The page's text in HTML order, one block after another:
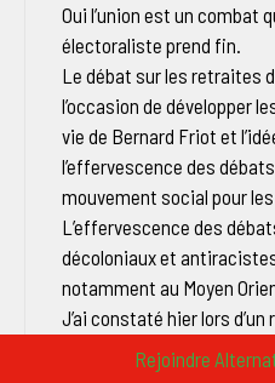
Rejoindre
Oui l’union est un combat
électoraliste prend fin.
Le débat sur les retraites
l’occasion de développer
vie de Bernard Friot et
l’effervescence des
mouvement social pour
L’effervescence des
décoloniaux et
notamment au Moyen
J’ai constaté hier lors
libération de Georges
effervescence touche les